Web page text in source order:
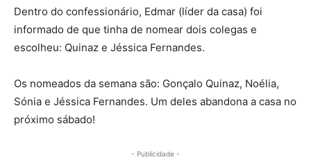
Dentro do confessionário, Edmar (líder da casa) foi
informado de que tinha de nomear dois colegas e
escolheu: Quinaz e Jéssica Fernandes.
Os nomeados da semana são: Gonçalo Quinaz, Noélia,
Sónia e Jéssica Fernandes. Um deles abandona a casa no
próximo sábado!
- Publicidade -